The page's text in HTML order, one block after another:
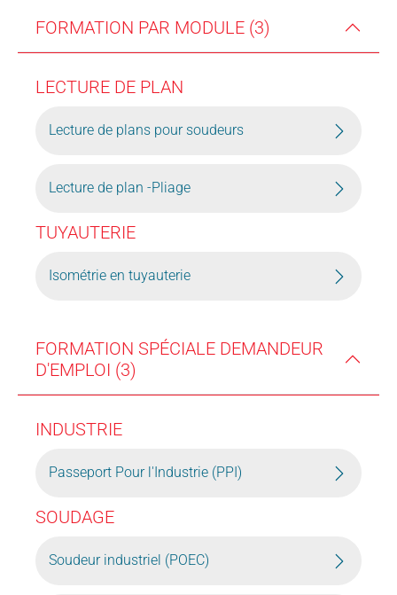
FORMATION PAR MODULE (3)
LECTURE DE PLAN
Lecture de plans pour soudeurs
Lecture de plan -Pliage
TUYAUTERIE
Isométrie en tuyauterie
FORMATION SPÉCIALE DEMANDEUR
D'EMPLOI (3)
INDUSTRIE
Passeport Pour l'Industrie (PPI)
SOUDAGE
Soudeur industriel (POEC)